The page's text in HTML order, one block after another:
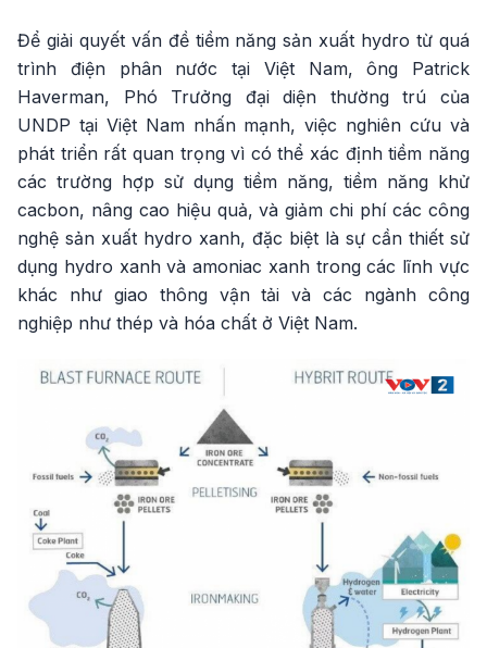
Để giải quyết vấn đề tiềm năng sản xuất hydro từ quá
trình điện phân nước tại Việt Nam, ông Patrick
Haverman, Phó Trưởng đại diện thường trú của
UNDP tại Việt Nam nhấn mạnh, việc nghiên cứu và
phát triển rất quan trọng vì có thể xác định tiềm năng
các trường hợp sử dụng tiềm năng, tiềm năng khử
cacbon, nâng cao hiệu quả, và giảm chi phí các công
nghệ sản xuất hydro xanh, đặc biệt là sự cần thiết sử
dụng hydro xanh và amoniac xanh trong các lĩnh vực
khác như giao thông vận tải và các ngành công
nghiệp như thép và hóa chất ở Việt Nam.